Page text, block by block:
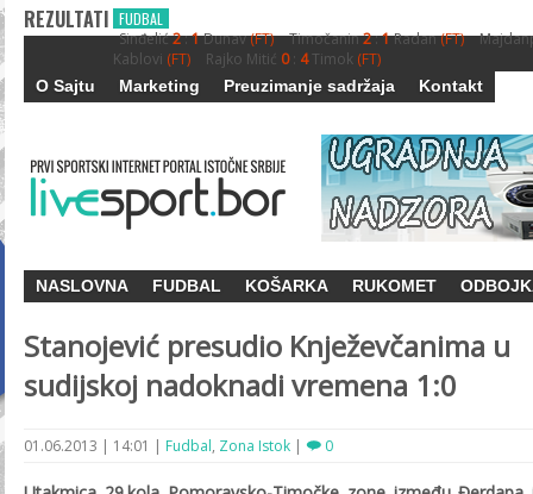
REZULTATI FUDBAL
Sinđelić2:1Dunav(FT) Timočanin2:1Radan(FT)
Kablovi (FT) Rajko Mitić 0: 4Timok (FT)
O Sajtu Marketing Preuzimanje sadržaja Kontakt
NASLOVNA FUDBAL KOŠARKA RUKOMET
Stanojević presudio Knježevčanima u
sudijskoj nadoknadi vremena 1:0
01.06.2013 | 14:01 | Fudbal, Zona Istok | 0